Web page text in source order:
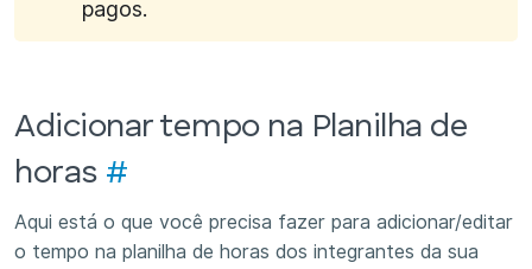
pagos.
Adicionar tempo na Planilha de
horas #
Aqui está o que você precisa fazer para adicionar/editar
o tempo na planilha de horas dos integrantes da sua